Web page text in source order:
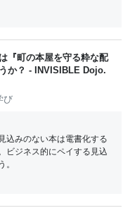
『町の本屋を守る粋な配
か？ - INVISIBLE Dojo.
び
込みのない本は電書化する
ビジネス的にペイする見込
。